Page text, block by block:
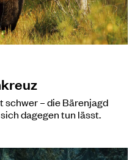
schwer – die Bärenjagd
dagegen tun lässt.